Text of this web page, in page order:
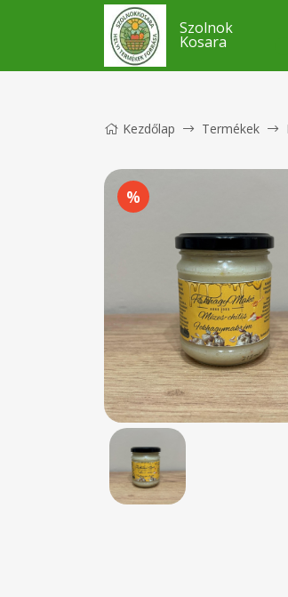
Szolnok
Kosara
Kezdőlap Termékek